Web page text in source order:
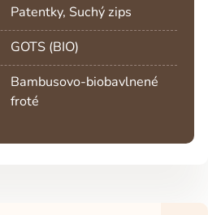
Patentky, Suchý zips
GOTS (BIO)
Bambusovo-biobavlnené
froté